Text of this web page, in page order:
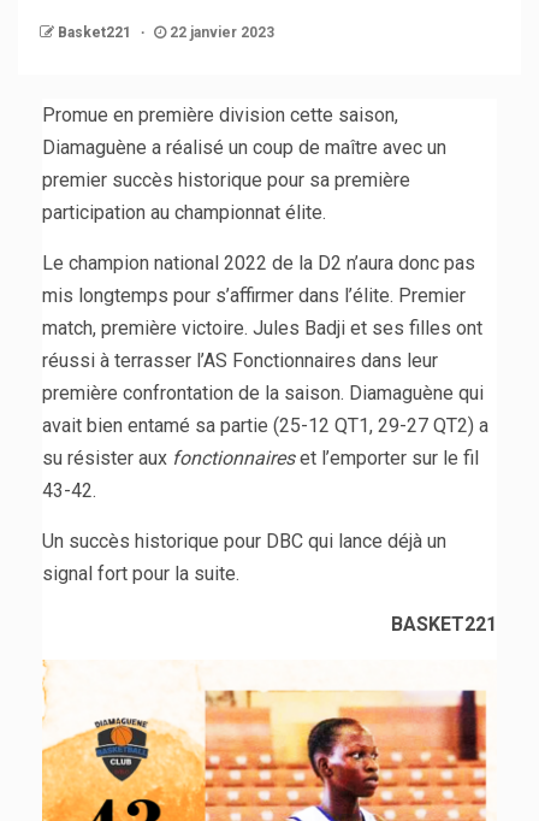
Basket221 22 janvier 2023
Promue en première division cette saison,
Diamaguène a réalisé un coup de maître avec un
premier succès historique pour sa première
participation au championnat élite.
Le champion national 2022 de la D2 n’aura donc pas
mis longtemps pour s’affirmer dans l’élite. Premier
match, première victoire. Jules Badji et ses filles ont
réussi à terrasser l’AS Fonctionnaires dans leur
première confrontation de la saison. Diamaguène qui
avait bien entamé sa partie (25-12 QT1, 29-27 QT2) a
su résister aux fonctionnaireset l’emporter sur le fil
43-42.
Un succès historique pour DBC qui lance déjà un
signal fort pour la suite.
BASKET221